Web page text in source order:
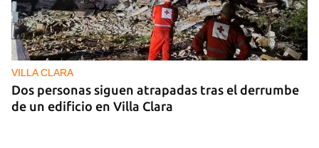
VILLA CLARA
Dos personas siguen atrapadas tras el derrumbe
de un edificio en Villa Clara